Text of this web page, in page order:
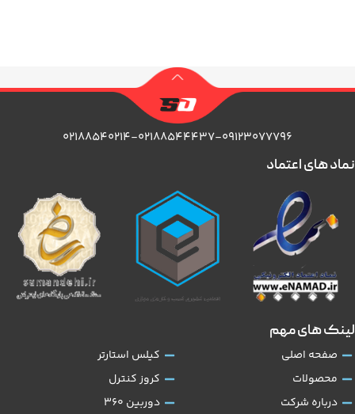
۰۲۱۸۸۵۴۰۲۱۴-۰۲۱۸۸۵۴۴۴۳۷-۰۹۱۲۳۰۷۷۷۹۶
لینک های مهم
صفحه اصلی
محصولات
درباره شرکت
کیلس استارتر
کروز کنترل
دوربین 360
نماد های اعتماد